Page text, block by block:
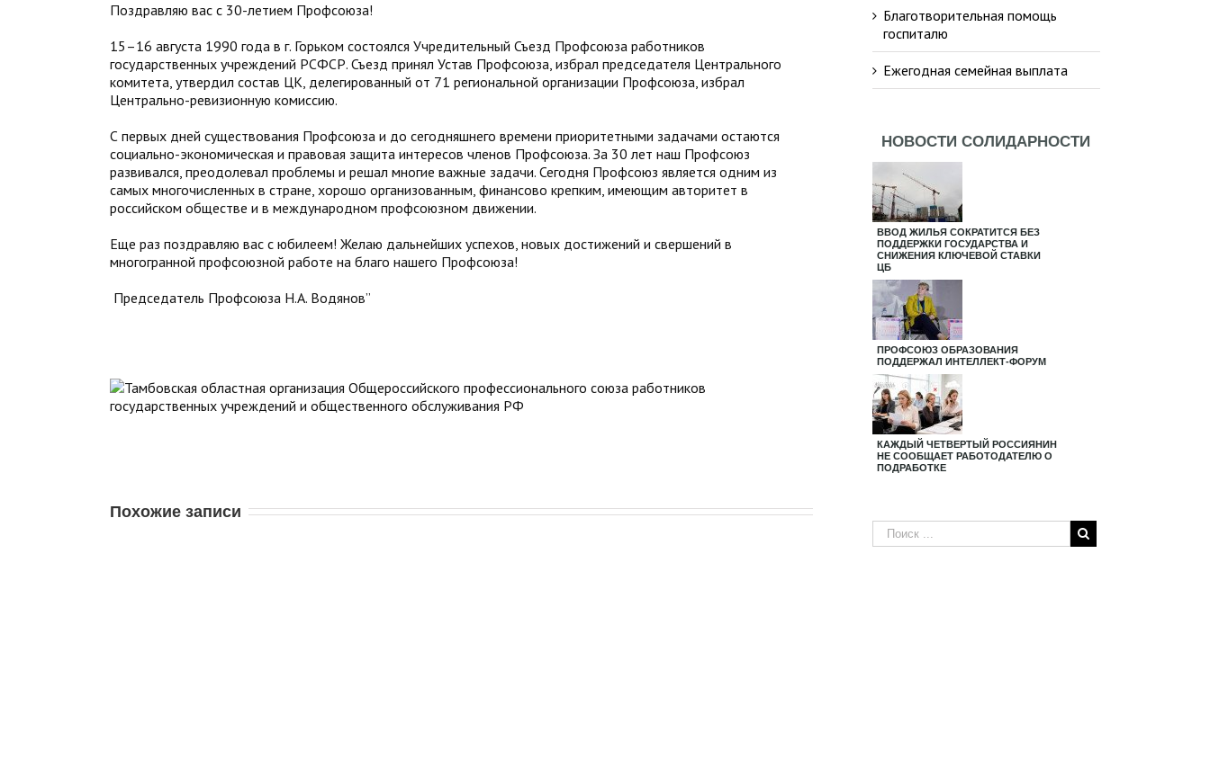
Поздравляю вас с 30-летием Профсоюза!
15–16 августа 1990 года в г. Горьком состоялся Учредительный Съезд Профсоюза работников
государственных учреждений РСФСР. Съезд принял Устав Профсоюза, избрал председателя Центрального
комитета, утвердил состав ЦК, делегированный от 71 региональной организации Профсоюза, избрал
Центрально-ревизионную комиссию.
С первых дней существования Профсоюза и до сегодняшнего времени приоритетными задачами остаются
социально-экономическая и правовая защита интересов членов Профсоюза. За 30 лет наш Профсоюз
развивался, преодолевал проблемы и решал многие важные задачи. Сегодня Профсоюз является одним из
самых многочисленных в стране, хорошо организованным, финансово крепким, имеющим авторитет в
российском обществе и в международном профсоюзном движении.
Еще раз поздравляю вас с юбилеем! Желаю дальнейших успехов, новых достижений и свершений в
многогранной профсоюзной работе на благо нашего Профсоюза!
Председатель Профсоюза Н.А. Водянов”
Похожие записи
Благотворительная помощь
госпиталю
Ежегодная семейная выплата
НОВОСТИ СОЛИДАРНОСТИ
ВВОД ЖИЛЬЯ СОКРАТИТСЯ БЕЗ
ПОДДЕРЖКИ ГОСУДАРСТВА И
СНИЖЕНИЯ КЛЮЧЕВОЙ СТАВКИ
ЦБ
ПРОФСОЮЗ ОБРАЗОВАНИЯ
ПОДДЕРЖАЛ ИНТЕЛЛЕКТ-ФОРУМ
КАЖДЫЙ ЧЕТВЕРТЫЙ РОССИЯНИН
НЕ СООБЩАЕТ РАБОТОДАТЕЛЮ О
ПОДРАБОТКЕ